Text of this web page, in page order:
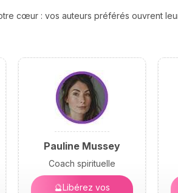
cœur : vos auteurs préférés ouvrent
Pauline Mussey
Coach spirituelle
🔮Libérez vos